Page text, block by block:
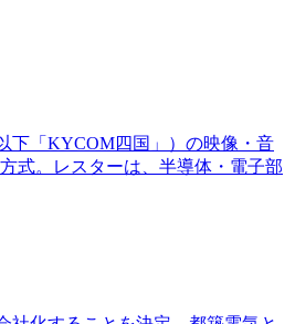
下「KYCOM四国」）の映像・音
式。レスターは、半導体・電子部